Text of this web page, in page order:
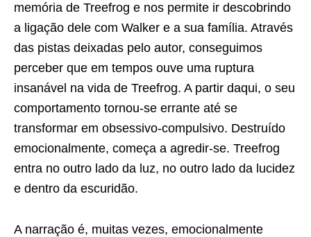
memória de Treefrog e nos permite ir descobrindo
a ligação dele com Walker e a sua família. Através
das pistas deixadas pelo autor, conseguimos
perceber que em tempos ouve uma ruptura
insanável na vida de Treefrog. A partir daqui, o seu
comportamento tornou-se errante até se
transformar em obsessivo-compulsivo. Destruído
emocionalmente, começa a agredir-se. Treefrog
entra no outro lado da luz, no outro lado da lucidez
e dentro da escuridão.
A narração é, muitas vezes, emocionalmente